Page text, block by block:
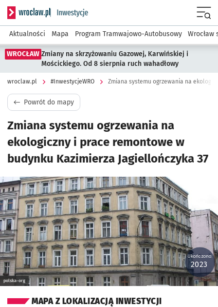
Serwis informacyjny wroclaw.pl podserwis:
Aktualności Mapa Program Tramwajowo-Autobusowy Wrocław
WROCŁAW Zmiany na skrzyżowaniu Gazowej, Karwińskiej i
Mościckiego. Od 8 sierpnia ruch wahadłowy
wroclaw.pl #InwestycjeWRO
Powrót do mapy
Zmiana systemu ogrzewania na
ekologiczny i prace remontowe w
budynku Kazimierza Jagiellończyka 37
Kliknij, aby powiększyć
polska-org
Ukończono:
2023
MAPA Z LOKALIZACJĄ INWESTYCJI